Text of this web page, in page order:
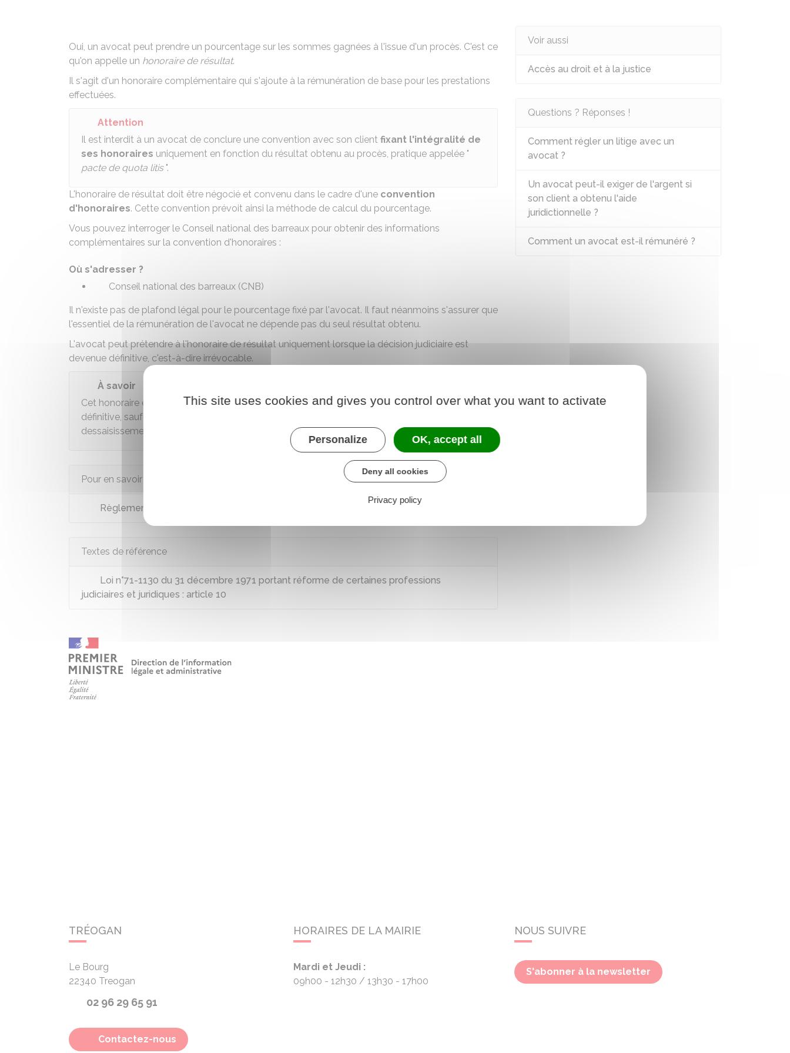
Oui, un avocat peut prendre un pourcentage sur les sommes gagnées à l'issue d'un procès. C'est ce
qu'on appelle un honoraire de résultat.
Il s'agit d'un honoraire complémentaire qui s'ajoute à la rémunération de base pour les prestations
effectuées.
Attention
Il est interdit à un avocat de conclure une convention avec son client fixant l'intégralité de
ses honoraires uniquement en fonction du résultat obtenu au procès, pratique appelée "
pacte de quota litis".
L'honoraire de résultat doit être négocié et convenu dans le cadre d'une convention
d'honoraires. Cette convention prévoit ainsi la méthode de calcul du pourcentage.
Vous pouvez interroger le Conseil national des barreaux pour obtenir des informations
complémentaires sur la convention d'honoraires :
Où s'adresser ?
Conseil national des barreaux (CNB)
Il n'existe pas de plafond légal pour le pourcentage fixé par l'avocat. Il faut néanmoins s'assurer que
l'essentiel de la rémunération de l'avocat ne dépende pas du seul résultat obtenu.
L'avocat peut prétendre à l'honoraire de résultat uniquement lorsque la décision judiciaire est
devenue définitive, c'est-à-dire irrévocable.
À savoir
Cet honoraire est dû uniquement si l'avocat est chargé du dossier jusqu'à la décision
définitive, sauf si la convention d'honoraires prévoit une rémunération spécifique en cas de
dessaisissement anticipé.
Pour en savoir plus
Règlement intérieur national de la profession d'avocat
Textes de référence
Loi n°71-1130 du 31 décembre 1971 portant réforme de certaines professions
judiciaires et juridiques : article 10
Voir aussi
Accès au droit et à la justice
Questions ? Réponses !
Comment régler un litige avec un
avocat ?
Un avocat peut-il exiger de l'argent si
son client a obtenu l'aide
juridictionnelle ?
Comment un avocat est-il rémunéré ?
TRÉOGAN
Le Bourg
22340 Treogan
02 96 29 65 91
Contactez-nous
HORAIRES DE LA MAIRIE
Mardi et Jeudi :
09h00 - 12h30
13h30 - 17h00
NOUS SUIVRE
S'abonner à la newsletter
This site uses cookies and gives you control over what you want to activate
Personalize OK, accept all
Deny all cookies
Privacy policy